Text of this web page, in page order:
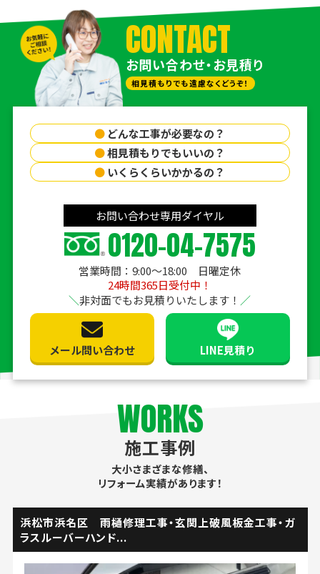
CONTACT
お問い合わせ・お見積り
相見積もりでも遠慮なくどうぞ！
● どんな工事が必要なの？
●相見積もりでもいいの？
● いくらくらいかかるの？
お問い合わせ専用ダイヤル
0120-04-7575
営業時間：9:00〜18:00 日曜定休
24時間365日受付中！
非対面でもお見積りいたします！
メール問い合わせ LINE見積り
WORKS
施工事例
大小さまざまな修繕、
リフォーム実績があります！
浜松市浜名区 雨樋修理工事・玄関上破風板金工事・ガ
ラスルーバーハンド...